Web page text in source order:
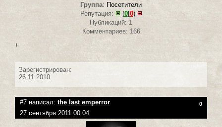
Группа: Посетители
Репутация:
(0| 0)
Публикаций: 1
Комментариев: 166
+
Зарегистрирован:
26.11.2010
#7 написал: the last emperror 0
27 сентября 2011 00:04